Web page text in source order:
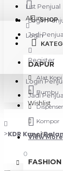
List Penjual
Login
Jadi
Akun
Wishlist
Confirm
0
SHOP
DAPUR
Alat Kopi
Bumbu
Kompor
View More
FASHION
Login
Register
Login
Jadi
KDR Kunci